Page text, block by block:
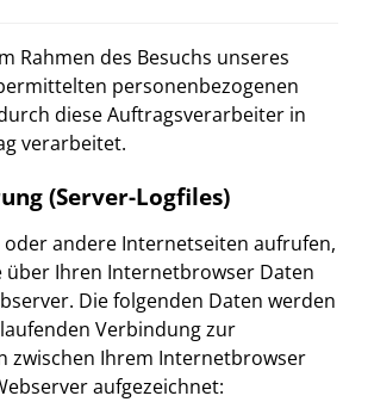
Rahmen des Besuchs unseres
personenbezogenen
diese Auftragsverarbeiter in
verarbeitet.
(Server-Logfiles)
oder andere Internetseiten aufrufen,
über Ihren Internetbrowser Daten
Die folgenden Daten werden
Verbindung zur
zwischen Ihrem Internetbrowser
aufgezeichnet: